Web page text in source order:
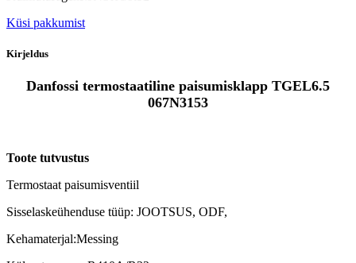
Küsi pakkumist
Kirjeldus
Danfossi termostaatiline paisumisklapp TGEL6.5
067N3153
Toote tutvustus
Termostaat paisumisventiil
Sisselaskeühenduse tüüp: JOOTSUS, ODF,
Kehamaterjal:Messing